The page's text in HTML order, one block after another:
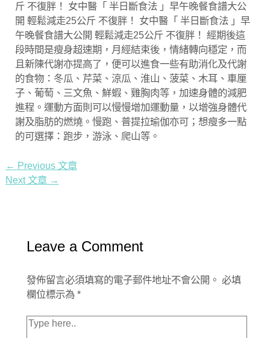
斤 不復胖！ 女中醫「 半日斷食法 」早午晚餐食譜大公
開 輕鬆減走25公斤 不復胖！ 女中醫「 半日斷食法 」早
午晚餐食譜大公開 輕鬆減走25公斤 不復胖！ 經期後這
段時間是瘦身超速期，月經結束後，情緒轉向穩定，而
且新陳代謝亦提高了，便可以進食一些有助消化及代謝
的食物：冬瓜、芹菜、涼瓜、淮山、菠菜、木耳、車厘
子、葡萄、三文魚、鮮蝦、雞胸肉等，加速身體的減肥
進程。運動方面則可以慢慢增加運動量，以增強身體代
謝及脂肪的燃燒。慢跑、普提拉瑜伽亦可；想瘦多一點
的可選擇：跑步，游泳、爬山等。
文
章
← Previous 文章
Next 文章 →
Leave a Comment
發佈留言必須填寫的電子郵件地址不會公開。 必填
欄位標示為 *
Type
here..